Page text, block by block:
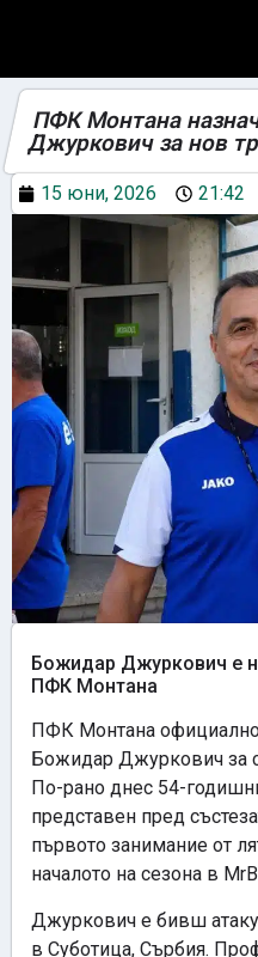
ПФК Монтана
Джуркович за нов
15 юни, 2026 21:42
Божидар Джуркович е
ПФК Монтана
ПФК Монтана
Божидар Джуркович за
По-рано днес 54-
представен пред
първото занимание от
началото на сезона в
Джуркович е бивш
в Суботица, Сърбия.